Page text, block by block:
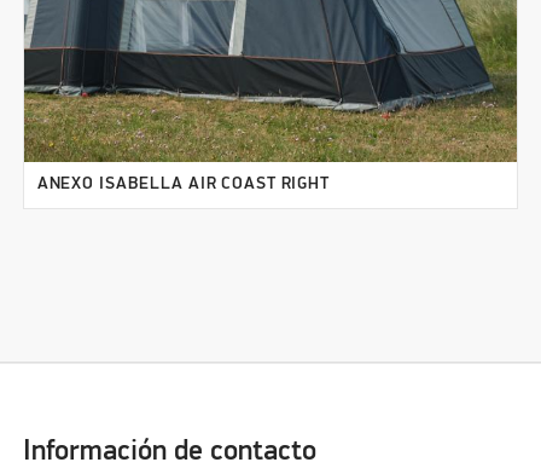
ANEXO ISABELLA AIR COAST RIGHT
Información de contacto